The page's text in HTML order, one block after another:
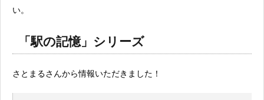
い。
「駅の記憶」シリーズ
さとまるさんから情報いただきました！